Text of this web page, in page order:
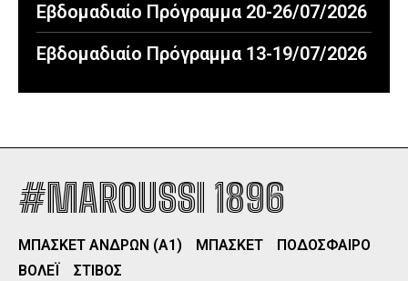
Εβδομαδιαίο Πρόγραμμα 20-26/07/2026
Εβδομαδιαίο Πρόγραμμα 13-19/07/2026
#MAROUSSI 1896
ΜΠΑΣΚΕΤ ΑΝΔΡΩΝ (Α1) ΜΠΑΣΚΕΤ
ΠΟΔΟΣΦΑΙΡΟ
ΒΟΛΕΪ
ΣΤΙΒΟΣ